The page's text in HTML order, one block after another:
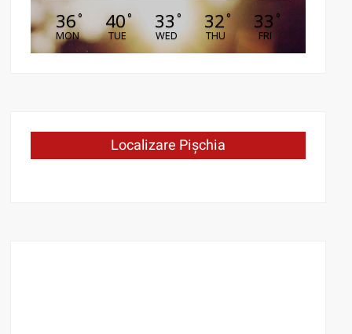
36°
MON
40°
TUE
33 °
WED
32°
THU
33 °
FRI
Localizare Pișchia